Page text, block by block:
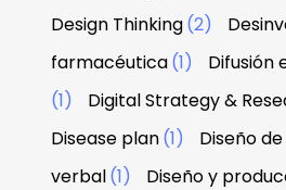
Design Thinking(2)
farmacéutica(1) Difusión
(1)
Digital Strategy &
Disease plan(1) Diseño
verbal(1) Diseño y